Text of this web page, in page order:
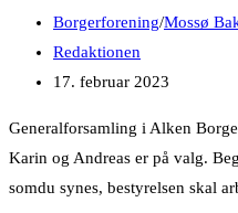
Post
category:
Borgerforening/Mossø
Post
author:
Redaktionen
Post
17. februar 2023
Generalforsamling i Alken
Karin og Andreas er på valg.
somdu synes, bestyrelsen skal